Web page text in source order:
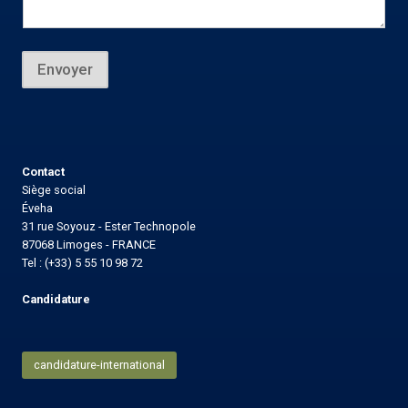
Envoyer
Contact
Siège social
Éveha
31 rue Soyouz - Ester Technopole
87068 Limoges - FRANCE
Tel : (+33) 5 55 10 98 72
Candidature
candidature-international